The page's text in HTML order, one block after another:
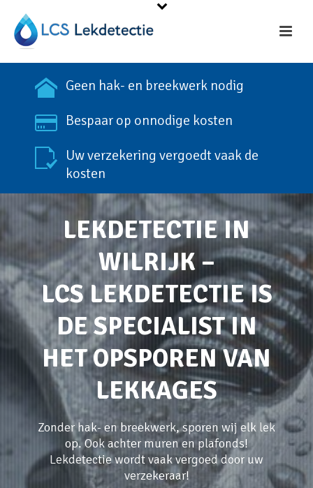
Geen hak- en breekwerk nodig
Bespaar op onnodige kosten
Uw verzekering vergoedt vaak de
kosten
LEKDETECTIE IN
WILRIJK –
LCS LEKDETECTIE IS
DE SPECIALIST IN
HET OPSPOREN VAN
LEKKAGES
Zonder hak- en breekwerk, sporen wij elk lek
op. Ook achter muren en plafonds!
Lekdetectie wordt vaak vergoed door uw
verzekeraar!